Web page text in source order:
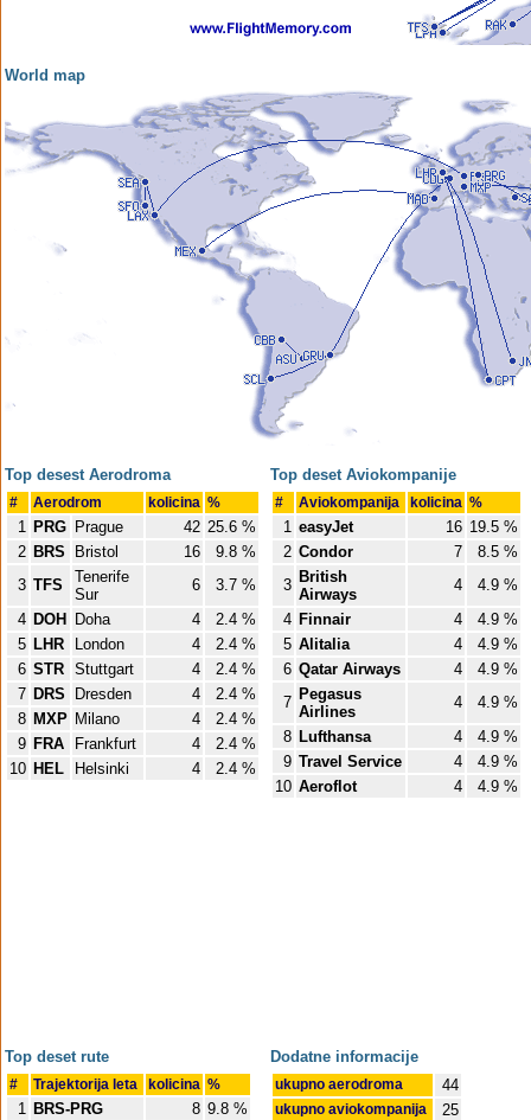
World map
Top desest Aerodroma
# Aerodrom kolicina %
1 PRG Prague 42 25.6 %
2 BRS Bristol 16
9.8 %
3 TFS
Tenerife
Sur
6
3.7 %
4 DOH Doha 4
2.4 %
5 LHR London 4
2.4 %
6 STR Stuttgart 4
2.4 %
7 DRS Dresden 4
2.4 %
8 MXP Milano 4
2.4 %
9 FRA Frankfurt 4
2.4 %
10 HEL Helsinki 4 2.4 %
Top deset Aviokompanije
# Aviokompanija kolicina %
1 easyJet 16 19.5 %
2 Condor 7
8.5 %
3 British
Airways
4
4.9 %
4 Finnair 4
4.9 %
5 Alitalia 4
4.9 %
6 Qatar Airways 4
4.9 %
7 Pegasus
Airlines
4
4.9 %
8 Lufthansa 4
4.9 %
9 Travel Service 4
4.9 %
10 Aeroflot 4 4.9 %
Top deset rute
# Trajektorija leta kolicina %
1 BRS-PRG 8 9.8 %
Dodatne informacije
ukupno aerodroma 44
ukupno aviokompanija 25